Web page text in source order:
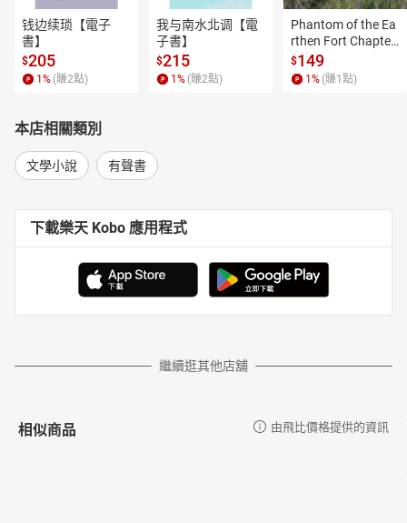
钱边续琐【電子
書】
$205
1 % (賺2點)
我与南水北调【電
子書】
$215
1 % (賺2點)
Phantom of the Ea
rthen Fort Chapter
4【有聲書】
$149
1 % (賺1 點)
本店相關類別
文學小說 有聲書
下載樂天 Kobo 應用程式
繼續逛其他店舖
相似商品 由飛比價格提供的資訊